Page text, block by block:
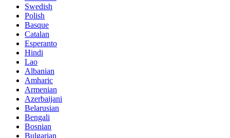
Swedish
Polish
Basque
Catalan
Esperanto
Hindi
Lao
Albanian
Amharic
Armenian
Azerbaijani
Belarusian
Bengali
Bosnian
Bulgarian